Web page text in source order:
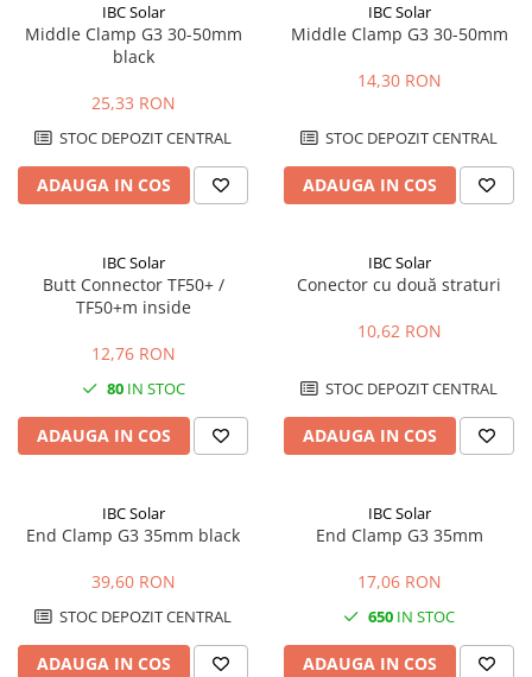
IBC Solar
Middle Clamp G3 30-50mm
black
25,33 RON
STOC DEPOZIT CENTRAL
ADAUGA IN COS
IBC Solar
Middle Clamp G3 30-50mm
14,30 RON
STOC DEPOZIT CENTRAL
ADAUGA IN COS
IBC Solar
Butt Connector TF50+ /
TF50+m inside
12,76 RON
80IN STOC
ADAUGA IN COS
IBC Solar
Conector cu două straturi
10,62 RON
STOC DEPOZIT CENTRAL
ADAUGA IN COS
IBC Solar
End Clamp G3 35mm black
39,60 RON
STOC DEPOZIT CENTRAL
ADAUGA IN COS
IBC Solar
End Clamp G3 35mm
17,06 RON
650 IN STOC
ADAUGA IN COS